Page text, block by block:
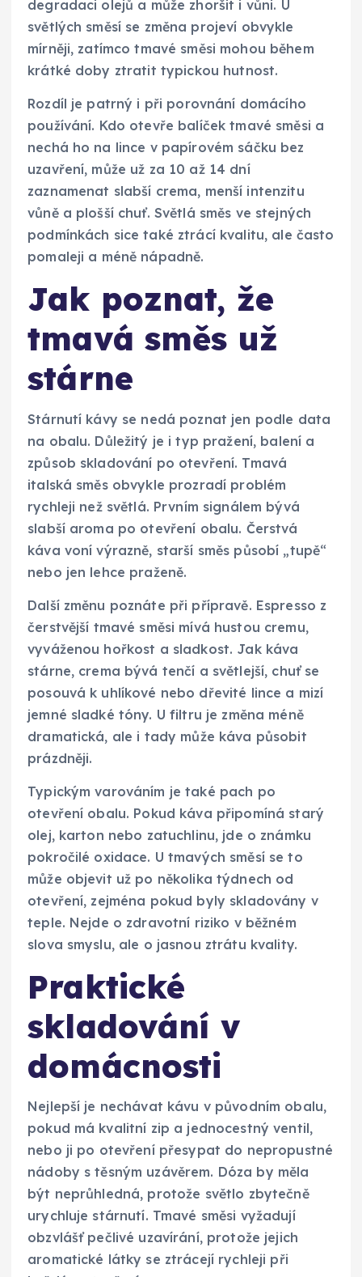
degradaci olejů a může zhoršit i vůni. U
světlých směsí se změna projeví obvykle
mírněji, zatímco tmavé směsi mohou během
krátké doby ztratit typickou hutnost.
Rozdíl je patrný i při porovnání domácího
používání. Kdo otevře balíček tmavé směsi a
nechá ho na lince v papírovém sáčku bez
uzavření, může už za 10 až 14 dní
zaznamenat slabší crema, menší intenzitu
vůně a plošší chuť. Světlá směs ve stejných
podmínkách sice také ztrácí kvalitu, ale často
pomaleji a méně nápadně.
Jak poznat, že
tmavá směs už
stárne
Stárnutí kávy se nedá poznat jen podle data
na obalu. Důležitý je i typ pražení, balení a
způsob skladování po otevření. Tmavá
italská směs obvykle prozradí problém
rychleji než světlá. Prvním signálem bývá
slabší aroma po otevření obalu. Čerstvá
káva voní výrazně, starší směs působí „tupě“
nebo jen lehce praženě.
Další změnu poznáte při přípravě. Espresso z
čerstvější tmavé směsi mívá hustou cremu,
vyváženou hořkost a sladkost. Jak káva
stárne, crema bývá tenčí a světlejší, chuť se
posouvá k uhlíkové nebo dřevité lince a mizí
jemné sladké tóny. U filtru je změna méně
dramatická, ale i tady může káva působit
prázdněji.
Typickým varováním je také pach po
otevření obalu. Pokud káva připomíná starý
olej, karton nebo zatuchlinu, jde o známku
pokročilé oxidace. U tmavých směsí se to
může objevit už po několika týdnech od
otevření, zejména pokud byly skladovány v
teple. Nejde o zdravotní riziko v běžném
slova smyslu, ale o jasnou ztrátu kvality.
Praktické
skladování v
domácnosti
Nejlepší je nechávat kávu v původním obalu,
pokud má kvalitní zip a jednocestný ventil,
nebo ji po otevření přesypat do nepropustné
nádoby s těsným uzávěrem. Dóza by měla
být neprůhledná, protože světlo zbytečně
urychluje stárnutí. Tmavé směsi vyžadují
obzvlášť pečlivé uzavírání, protože jejich
aromatické látky se ztrácejí rychleji při